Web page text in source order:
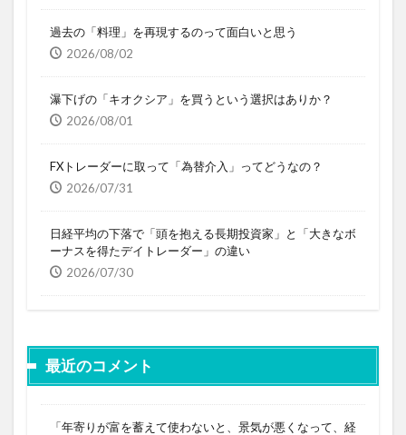
過去の「料理」を再現するのって面白いと思う
2026/08/02
瀑下げの「キオクシア」を買うという選択はありか？
2026/08/01
FXトレーダーに取って「為替介入」ってどうなの？
2026/07/31
日経平均の下落で「頭を抱える長期投資家」と「大きなボ
ーナスを得たデイトレーダー」の違い
2026/07/30
最近のコメント
「年寄りが富を蓄えて使わないと、景気が悪くなって、経